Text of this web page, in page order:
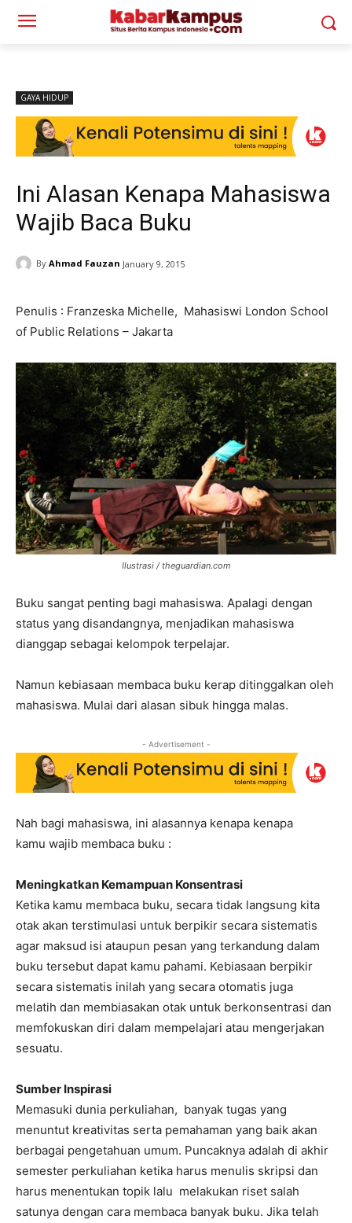
GAYA HIDUP
Ini Alasan Kenapa Mahasiswa
Wajib Baca Buku
By Ahmad Fauzan January 9, 2015
Penulis : Franzeska Michelle, Mahasiswi London School
of Public Relations – Jakarta
Ilustrasi / theguardian.com
Buku sangat penting bagi mahasiswa. Apalagi dengan
status yang disandangnya, menjadikan mahasiswa
dianggap sebagai kelompok terpelajar.
Namun kebiasaan membaca buku kerap ditinggalkan oleh
mahasiswa. Mulai dari alasan sibuk hingga malas.
- Advertisement -
Nah bagi mahasiswa, ini alasannya kenapa kenapa
kamu wajib membaca buku :
Meningkatkan Kemampuan Konsentrasi
Ketika kamu membaca buku, secara tidak langsung kita
otak akan terstimulasi untuk berpikir secara sistematis
agar maksud isi ataupun pesan yang terkandung dalam
buku tersebut dapat kamu pahami. Kebiasaan berpikir
secara sistematis inilah yang secara otomatis juga
melatih dan membiasakan otak untuk berkonsentrasi dan
memfokuskan diri dalam mempelajari atau mengerjakan
sesuatu.
Sumber Inspirasi
Memasuki dunia perkuliahan, banyak tugas yang
menuntut kreativitas serta pemahaman yang baik akan
berbagai pengetahuan umum. Puncaknya adalah di akhir
semester perkuliahan ketika harus menulis skripsi dan
harus menentukan topik lalu melakukan riset salah
satunya dengan cara membaca banyak buku. Jika telah